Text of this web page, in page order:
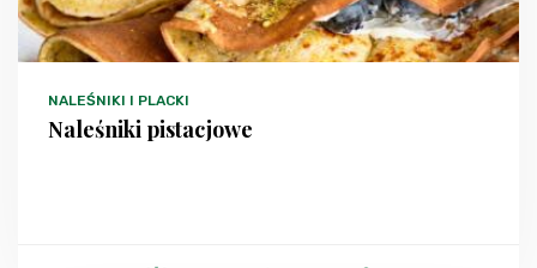
NALEŚNIKI I PLACKI
Naleśniki pistacjowe